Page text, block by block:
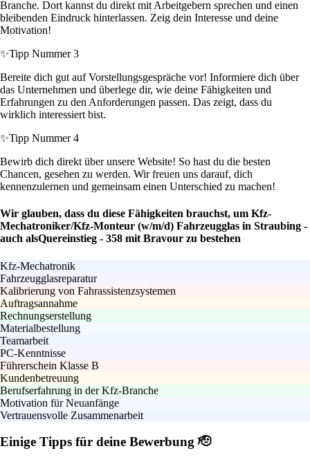
Branche. Dort kannst du direkt mit Arbeitgebern sprechen und einen
bleibenden Eindruck hinterlassen. Zeig dein Interesse und deine
Motivation!
✨Tipp Nummer 3
Bereite dich gut auf Vorstellungsgespräche vor! Informiere dich über
das Unternehmen und überlege dir, wie deine Fähigkeiten und
Erfahrungen zu den Anforderungen passen. Das zeigt, dass du
wirklich interessiert bist.
✨Tipp Nummer 4
Bewirb dich direkt über unsere Website! So hast du die besten
Chancen, gesehen zu werden. Wir freuen uns darauf, dich
kennenzulernen und gemeinsam einen Unterschied zu machen!
Wir glauben, dass du diese Fähigkeiten brauchst, um Kfz-
Mechatroniker/Kfz-Monteur (w/m/d) Fahrzeugglas in Straubing -
auch alsQuereinstieg - 358 mit Bravour zu bestehen
Kfz-Mechatronik
Fahrzeugglasreparatur
Kalibrierung von Fahrassistenzsystemen
Auftragsannahme
Rechnungserstellung
Materialbestellung
Teamarbeit
PC-Kenntnisse
Führerschein Klasse B
Kundenbetreuung
Berufserfahrung in der Kfz-Branche
Motivation für Neuanfänge
Vertrauensvolle Zusammenarbeit
Einige Tipps für deine Bewerbung 🫡